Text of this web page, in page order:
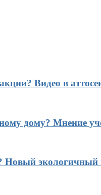
Видео в
дому? Мнение
Новый экологичный